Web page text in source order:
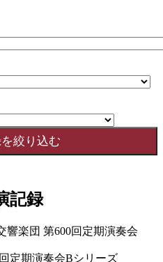
記録
響楽団 第600回定期演奏会
定期演奏会Bシリーズ